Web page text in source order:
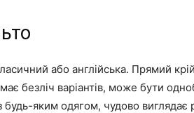
або англійська. Прямий
безліч варіантів, може бути
яким одягом, чудово